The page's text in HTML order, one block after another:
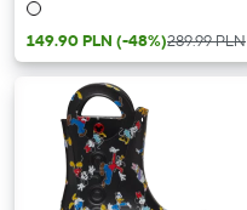
149.90 PLN (-48%)289.99 PLN